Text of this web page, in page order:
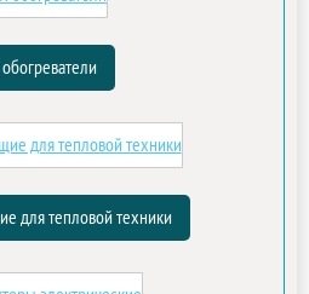
для тепловой техники